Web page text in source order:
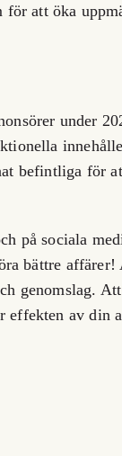
att öka
under
befintliga för
på sociala
bättre affärer!
genomslag.
effekten av din